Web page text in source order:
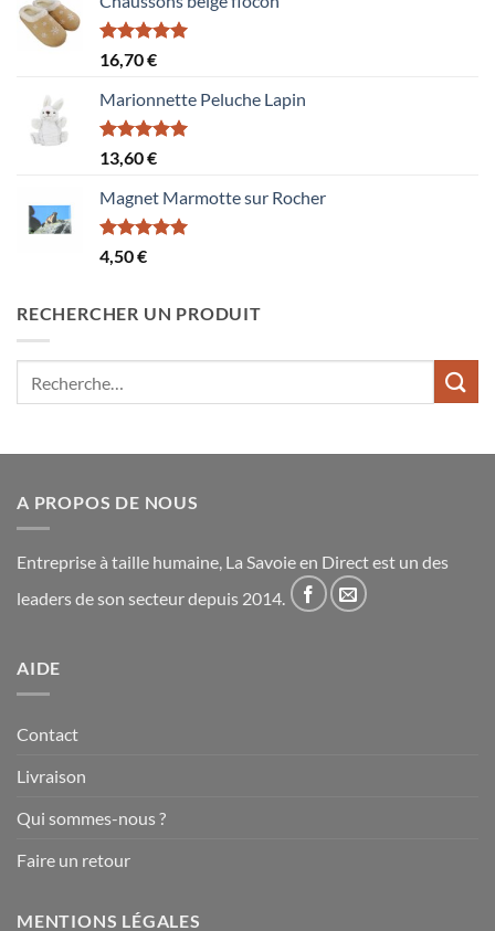
Note5.00
sur 5
16,70€
Marionnette Peluche Lapin
Note5.00
sur 5
13,60€
Magnet Marmotte sur Rocher
Note5.00
sur 5
4,50€
RECHERCHER UN PRODUIT
A PROPOS DE NOUS
Entreprise à taille humaine, La Savoie en Direct est un des
leaders de son secteur depuis 2014.
AIDE
Contact
Livraison
Qui sommes-nous ?
Faire un retour
MENTIONS LÉGALES